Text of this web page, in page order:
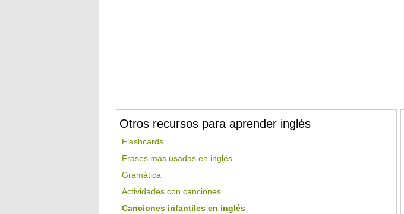
Otros recursos para aprender inglés
Flashcards
Frases más usadas en inglés
Gramática
Actividades con canciones
Canciones infantiles en inglés